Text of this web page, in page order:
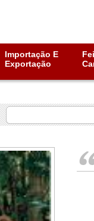
Importação E
Exportação